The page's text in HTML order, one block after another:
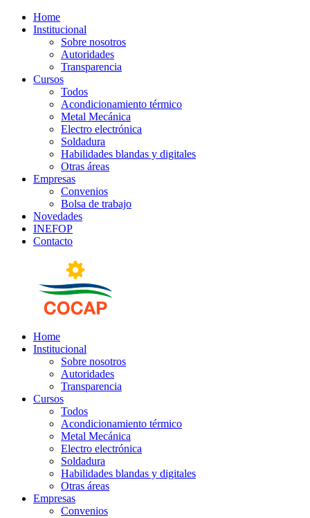
Home
Institucional
Sobre nosotros
Autoridades
Transparencia
Cursos
Todos
Acondicionamiento térmico
Metal Mecánica
Electro electrónica
Soldadura
Habilidades blandas y digitales
Otras áreas
Empresas
Convenios
Bolsa de trabajo
Novedades
INEFOP
Contacto
Home
Institucional
Sobre nosotros
Autoridades
Transparencia
Cursos
Todos
Acondicionamiento térmico
Metal Mecánica
Electro electrónica
Soldadura
Habilidades blandas y digitales
Otras áreas
Empresas
Convenios